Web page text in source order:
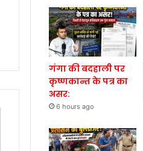
गंगा की बदहाली पर
कृष्णकान्त के पत्र का
असर:
6 hours ago